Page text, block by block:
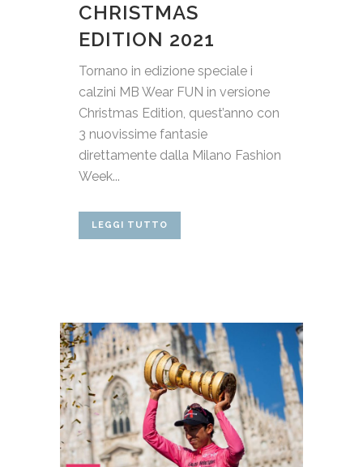
CHRISTMAS
EDITION 2021
Tornano in edizione speciale i
calzini MB Wear FUN in versione
Christmas Edition, quest’anno con
3 nuovissime fantasie
direttamente dalla Milano Fashion
Week...
LEGGI TUTTO